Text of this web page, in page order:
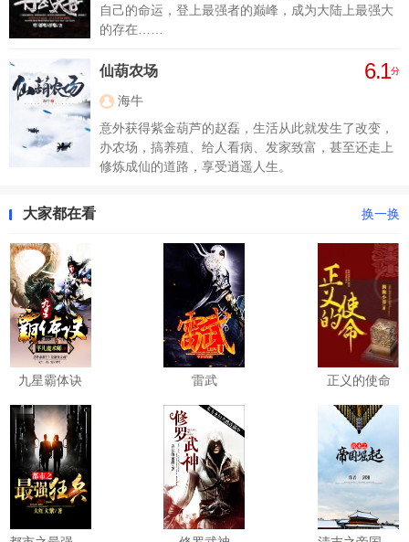
自己的命运，登上最强者的巅峰，成为大陆上最强大
的存在……
仙葫农场 6.1分
海牛
意外获得紫金葫芦的赵磊，生活从此就发生了改变，
办农场，搞养殖、给人看病、发家致富，甚至还走上
修炼成仙的道路，享受逍遥人生。
大家都在看 换一换
九星霸体诀 雷武 正义的使命